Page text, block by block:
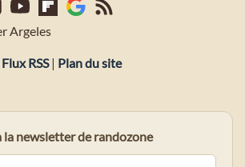
Argeles
Flux RSS| Plan du site
la newsletter de randozone